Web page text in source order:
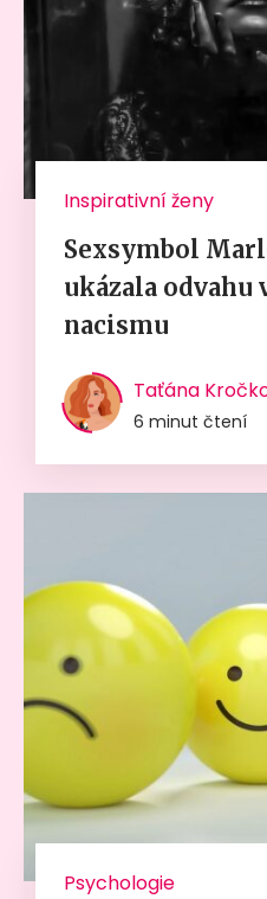
Inspirativní ženy
Sexsymbol
ukázala
nacismu
Taťána
6 minut čtení
Psychologie